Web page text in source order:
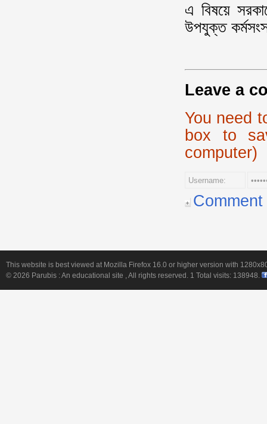
এ বিষয়ে
উপযুক্ত
Leave a
You need
box to
computer)
This website is best viewed at Mozilla Firefox 16.0 or higher version with
© 2026 Parubis : An educational site , All rights reserved. 1 Total visits: 138948.